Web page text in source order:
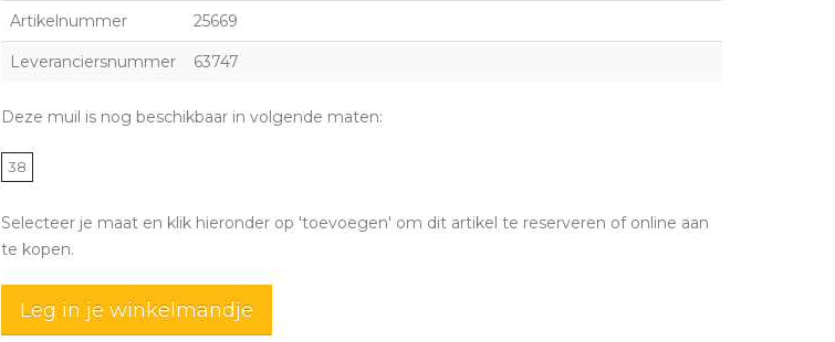
Artikelnummer 25669
Leveranciersnummer 63747
Deze muil is nog beschikbaar in volgende maten:
38
Selecteer je maat en klik hieronder op 'toevoegen' om dit artikel te reserveren of online aan
te kopen.
Leg in je winkelmandje